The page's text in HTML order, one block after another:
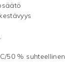
50 % suhteellinen